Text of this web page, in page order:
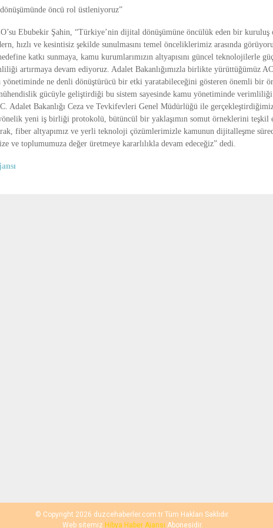
öncü rol üstleniyoruz”
Ebubekir Şahin, “Türkiye’nin dijital dönüşümüne öncülük eden bir kuruluş
hızlı ve kesintisiz şekilde sunulmasını temel önceliklerimiz arasında
katkı sunmaya, kamu kurumlarımızın altyapısını güncel teknolojilerle
artırmaya devam ediyoruz. Adalet Bakanlığımızla birlikte yürüttüğümüz
ne denli dönüştürücü bir etki yaratabileceğini gösteren önemli bir
gücüyle geliştirdiği bu sistem sayesinde kamu yönetiminde
Adalet Bakanlığı Ceza ve Tevkifevleri Genel Müdürlüğü ile
yeni iş birliği protokolü, bütüncül bir yaklaşımın somut örneklerini teşkil
fiber altyapımız ve yerli teknoloji çözümlerimizle kamunun dijitalleşme
ve toplumumuza değer üretmeye kararlılıkla devam edeceğiz” dedi.
© Copyright 2026 duzcehaberler.com.tr Tüm Hakları Saklıdır.
Web sitemiz Hibya Haber Ajansı Abonesidir.